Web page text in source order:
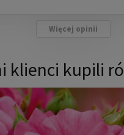
Więcej opinii
klienci kupili